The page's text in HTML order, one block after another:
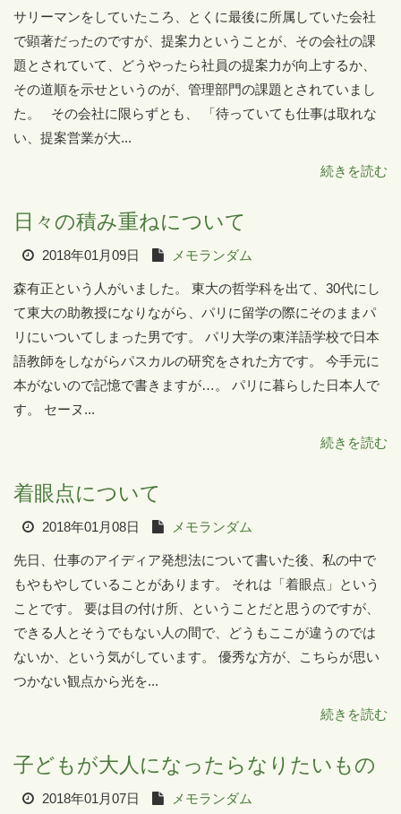
サリーマンをしていたころ、とくに最後に所属していた会社
で顕著だったのですが、提案力ということが、その会社の課
題とされていて、どうやったら社員の提案力が向上するか、
その道順を示せというのが、管理部門の課題とされていまし
た。 その会社に限らずとも、 「待っていても仕事は取れな
い、提案営業が大...
続きを読む
日々の積み重ねについて
2018年01月09日 メモランダム
森有正という人がいました。 東大の哲学科を出て、30代にし
て東大の助教授になりながら、パリに留学の際にそのままパ
リにいついてしまった男です。 パリ大学の東洋語学校で日本
語教師をしながらパスカルの研究をされた方です。 今手元に
本がないので記憶で書きますが…。 パリに暮らした日本人で
す。 セーヌ...
続きを読む
着眼点について
2018年01月08日 メモランダム
先日、仕事のアイディア発想法について書いた後、私の中で
もやもやしていることがあります。 それは「着眼点」という
ことです。 要は目の付け所、ということだと思うのですが、
できる人とそうでもない人の間で、どうもここが違うのでは
ないか、という気がしています。 優秀な方が、こちらが思い
つかない観点から光を...
続きを読む
子どもが大人になったらなりたいもの
2018年01月07日 メモランダム